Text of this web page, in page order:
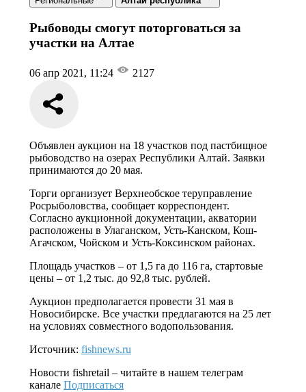
Рыбоводы смогут поторговаться за
участки на Алтае
06 апр 2021, 11:24 2127
Объявлен аукцион на 18 участков под пастбищное
рыбоводство на озерах Республики Алтай. Заявки
принимаются до 20 мая.
Торги организует Верхнеобское теруправление
Росрыболовства, сообщает корреспондент.
Согласно аукционной документации, акватории
расположены в Улаганском, Усть-Канском, Кош-
Агачском, Чойском и Усть-Коксинском районах.
Площадь участков – от 1,5 га до 116 га, стартовые
цены – от 1,2 тыс. до 92,8 тыс. рублей.
Аукцион предполагается провести 31 мая в
Новосибирске. Все участки предлагаются на 25 лет
на условиях совместного водопользования.
Источник: fishnews.ru
Новости fishretail – читайте в нашем телеграм
канале Подписаться